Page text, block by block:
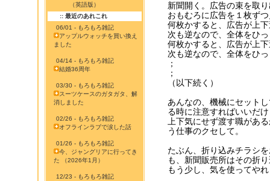
（英語版）
:: 最近のあれこれ
06/01 - もろもろ雑記
アップルウォッチを買い換え
ました
04/14 - もろもろ雑記
結婚36周年
03/30 - もろもろ雑記
スーツケースのガタガタ、解
消しました
02/26 - もろもろ雑記
オフラインラブで涙した話
01/26 - もろもろ雑記
今、ジャングリアに行ってき
た （2026年1月）
12/23 - もろもろ雑記
新聞開く。広告の束を取
おもむろに広告を１枚ず
何枚かすると、広告が上
次も逆なので、全体をひ
何枚かすると、広告が上
次も逆なので、全体をひ
；
；
（以下続く）
あんなの、機械にセット
る時に注意すればいいだ
上下気にせず渡す職があ
う仕事のクセして。
たぶん、折り込みチラシ
も、新聞販売所はその折
もう少し、気を使ってや